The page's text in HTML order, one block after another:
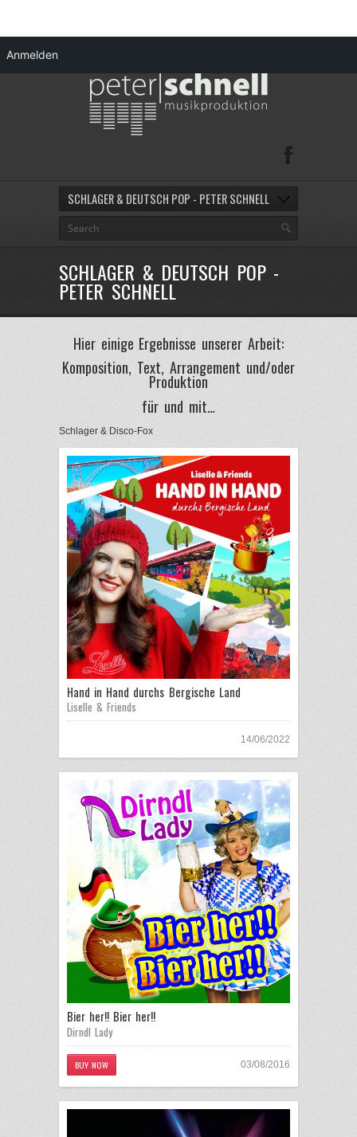
SCHLAGER & DEUTSCH POP - PETER SCHNELL
SCHLAGER & DEUTSCH POP -
PETER SCHNELL
Hier einige Ergebnisse unserer Arbeit:
Komposition, Text, Arrangement und/oder
Produktion
für und mit…
Schlager & Disco-Fox
Hand in Hand durchs Bergische Land
Liselle & Friends
14/06/2022
Bier her!! Bier her!!
Dirndl Lady
BUY NOW 03/08/2016
Anmelden